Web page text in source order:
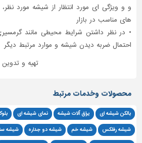
و و ویژگی ای مورد انتظار از شیشه مورد نظر،
های مناسب در بازار
• در نظر داشتن شرایط محیطی مانند
احتمال ضربه دیدن شیشه و موارد مرتبط دیگر
تهیه و
محصولات وخدمات مرتبط
بالکن شیشه ای یراق آلات شیشه نمای شیشه ای
شیشه رفلکس شیشه خم شیشه دو جداره شیشه